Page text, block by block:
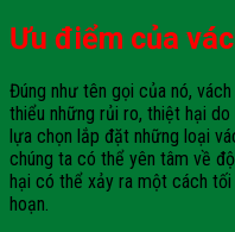
Ưu điểm của
Đúng như tên gọi của nó,
thiểu những rủi ro, thiệt hại
lựa chọn lắp đặt những loại
chúng ta có thể yên tâm về
hại có thể xảy ra một cách
hoạn.